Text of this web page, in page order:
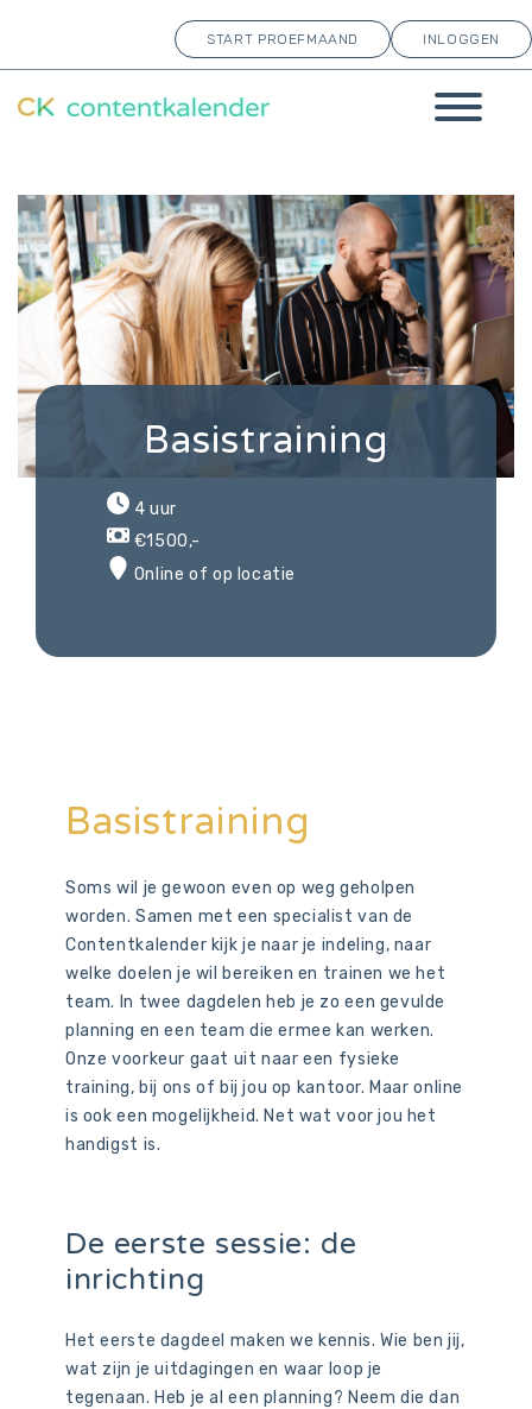
START PROEFMAAND INLOGGEN
Basistraining
4 uur
€1500,-
Online of op locatie
Basistraining
Soms wil je gewoon even op weg geholpen
worden. Samen met een specialist van de
Contentkalender kijk je naar je indeling, naar
welke doelen je wil bereiken en trainen we het
team. In twee dagdelen heb je zo een gevulde
planning en een team die ermee kan werken.
Onze voorkeur gaat uit naar een fysieke
training, bij ons of bij jou op kantoor. Maar online
is ook een mogelijkheid. Net wat voor jou het
handigst is.
De eerste sessie: de
inrichting
Het eerste dagdeel maken we kennis. Wie ben jij,
wat zijn je uitdagingen en waar loop je
tegenaan. Heb je al een planning? Neem die dan